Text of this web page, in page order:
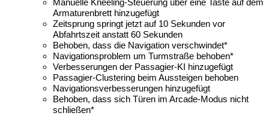
Manuelle Kneeling-Steuerung über eine Taste auf dem
Armaturenbrett hinzugefügt
Zeitsprung springt jetzt auf 10 Sekunden vor
Abfahrtszeit anstatt 60 Sekunden
Behoben, dass die Navigation verschwindet*
Navigationsproblem um Turmstraße behoben*
Verbesserungen der Passagier-KI hinzugefügt
Passagier-Clustering beim Aussteigen behoben
Navigationsverbesserungen hinzugefügt
Behoben, dass sich Türen im Arcade-Modus nicht
schließen*